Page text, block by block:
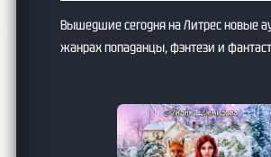
Вышедшие сегодня на Литрес новые
жанрах попаданцы, фэнтези и